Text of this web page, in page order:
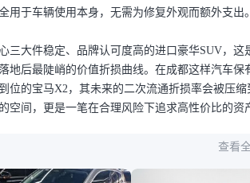
于车辆使用本身，无需为修复外观而额外支出。
三大件稳定、品牌认可度高的进口豪华SUV，这
地后最陡峭的价值折损曲线。在成都这样汽车保
位的宝马X2，其未来的二次流通折损率会被压缩
间，更是一笔在合理风险下追求高性价比的资
查看